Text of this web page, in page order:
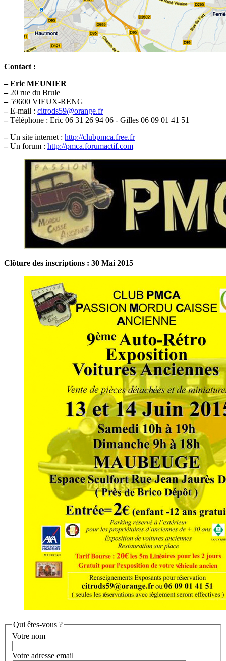
Contact :
– Eric MEUNIER
–20 rue du Brule
–59600 VIEUX-RENG
–E-mail : citrods59@orange.fr
–Téléphone : Eric 06 31 26 94 06 - Gilles 06 09 01 41 51
–Un site internet : http://clubpmca.free.fr
–Un forum : http://pmca.forumactif.com
Clôture des inscriptions : 30 Mai 2015
Qui êtes-vous ?
Votre nom
Votre adresse email